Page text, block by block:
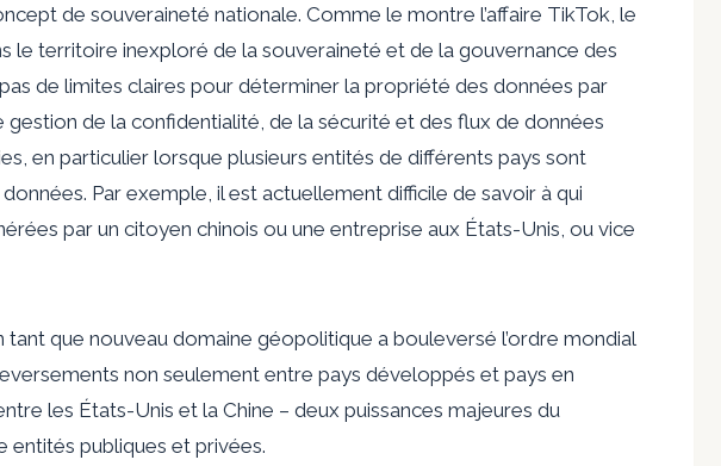
de souveraineté nationale. Comme le montre l’affaire TikTok, le
le territoire inexploré de la souveraineté et de la gouvernance des
de limites claires pour déterminer la propriété des données par
gestion de la confidentialité, de la sécurité et des flux de données
en particulier lorsque plusieurs entités de différents pays sont
Par exemple, il est actuellement difficile de savoir à qui
par un citoyen chinois ou une entreprise aux États-Unis, ou vice
tant que nouveau domaine géopolitique a bouleversé l’ordre mondial
non seulement entre pays développés et pays en
les États-Unis et la Chine – deux puissances majeures du
entités publiques et privées.